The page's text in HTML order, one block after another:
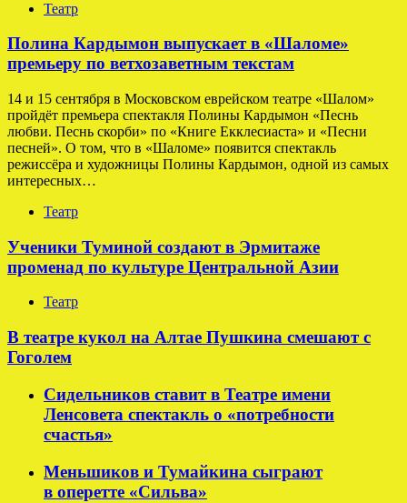
Театр
Полина Кардымон выпускает в «Шаломе»
премьеру по ветхозаветным текстам
14 и 15 сентября в Московском еврейском театре «Шалом»
пройдёт премьера спектакля Полины Кардымон «Песнь
любви. Песнь скорби» по «Книге Екклесиаста» и «Песни
песней». О том, что в «Шаломе» появится спектакль
режиссёра и художницы Полины Кардымон, одной из самых
интересных…
Театр
Ученики Туминой создают в Эрмитаже
променад по культуре Центральной Азии
Театр
В театре кукол на Алтае Пушкина смешают с
Гоголем
Сидельников ставит в Театре имени
Ленсовета спектакль о «потребности
счастья»
Меньшиков и Тумайкина сыграют
в оперетте «Сильва»